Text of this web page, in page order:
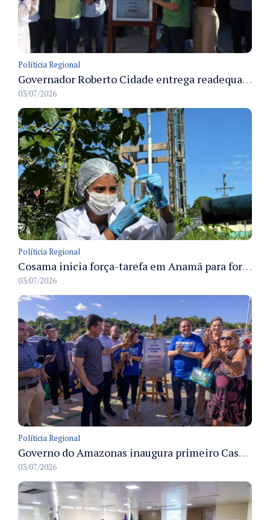
Políticia Regional
Governador Roberto Cidade entrega readequação do ambulatório da FCecon e amplia capacidade de atendimento oncológico em Manaus
03/07/2026
Políticia Regional
Cosama inicia força-tarefa em Anamã para fortalecer abastecimento de água e segurança hídrica da população
03/07/2026
Políticia Regional
Governo do Amazonas inaugura primeiro Castramóvel Fluvial para atendimento veterinário às comunidades ribeirinhas e castração gratuita
03/07/2026